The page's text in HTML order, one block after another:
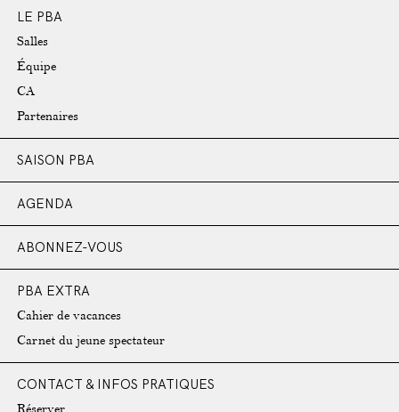
LE PBA
Salles
Équipe
CA
Partenaires
SAISON PBA
AGENDA
ABONNEZ-VOUS
PBA EXTRA
Cahier de vacances
Carnet du jeune spectateur
CONTACT & INFOS PRATIQUES
Réserver